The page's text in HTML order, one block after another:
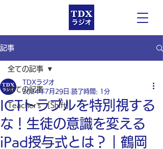
記事
全ての記事
Teacher’s ［Shift］
全ての記事
ICTトラブルを特別視する
な！生徒の意識を変える
iPad授与式とは？｜鶴岡
TDXラジオ
2024年7月29日 読了時間: 1分